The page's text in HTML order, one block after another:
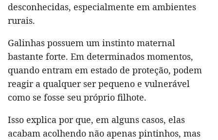
desconhecidas, especialmente em ambientes
rurais.
Galinhas possuem um instinto maternal
bastante forte. Em determinados momentos,
quando entram em estado de proteção, podem
reagir a qualquer ser pequeno e vulnerável
como se fosse seu próprio filhote.
Isso explica por que, em alguns casos, elas
acabam acolhendo não apenas pintinhos, mas